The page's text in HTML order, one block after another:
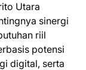
Utara
sinergi
riil
potensi
digital, serta